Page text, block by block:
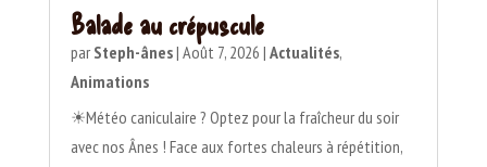
Balade au crépuscule
par Steph-ânes| Août 7, 2026 | Actualités,
Animations
☀Météo caniculaire ? Optez pour la fraîcheur du soir
avec nos Ânes ! Face aux fortes chaleurs à répétition,